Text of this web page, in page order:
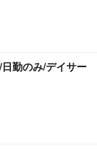
勤のみ/デイサー